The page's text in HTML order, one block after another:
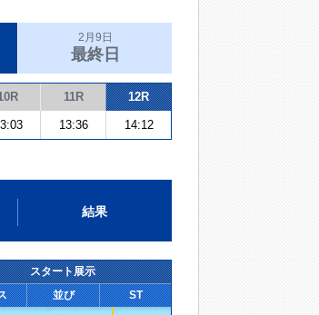
2月9日
最終日
11R 12R
13:36 14:12
結果
スタート展示
並び ST